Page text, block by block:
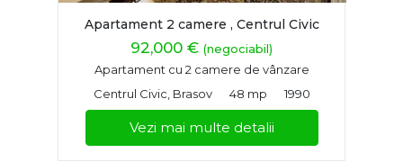
Apartament 2 camere , Centrul Civic
92,000 € (negociabil)
Apartament cu 2 camere de vânzare
Centrul Civic, Brasov
48 mp 1990
Vezi mai multe detalii